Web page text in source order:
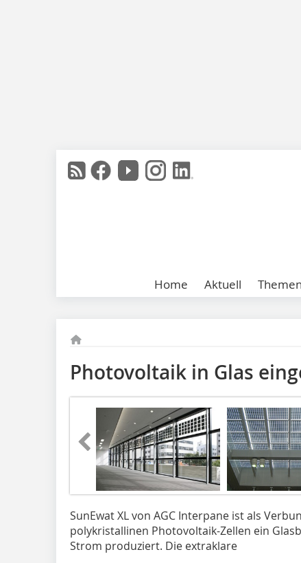
Home Aktuell Themen
Photovoltaik in Glas
SunEwat XL von AGC Interpane ist als
polykristallinen Photovoltaik-Zellen ein
Strom produziert. Die extraklare